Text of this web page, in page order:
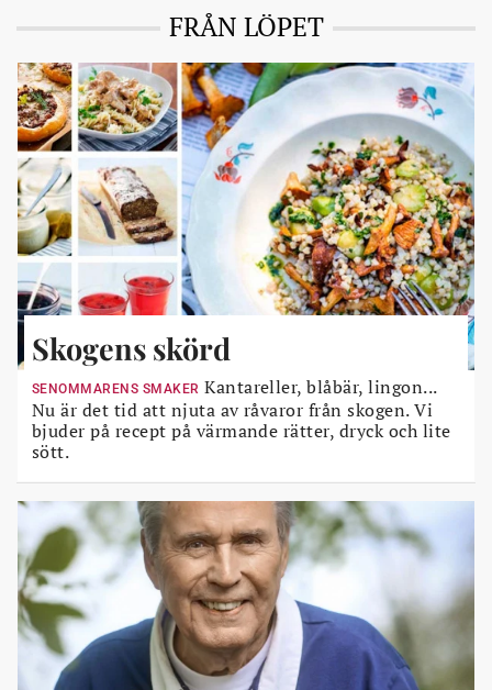
FRÅN LÖPET
Skogens skörd
SENOMMARENS SMAKER Kantareller, blåbär, lingon...
Nu är det tid att njuta av råvaror från skogen. Vi
bjuder på recept på värmande rätter, dryck och lite
sött.